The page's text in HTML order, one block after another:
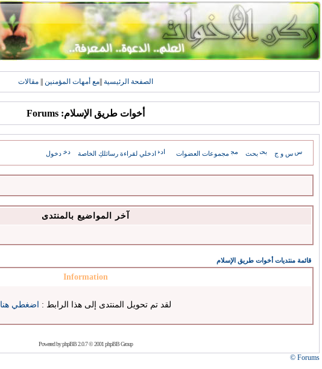
الصفحة الرئيسية مع أمهات المؤمنين مقالات
أخوات طريق الإسلام: Forums
س و ج بحث مجموعات العضوات ادخلي لقراءة رسائلكِ الخاصة دخول
آخر المواضيع بالمنتدى
قائمة منتديات أخوات طريق الإسلام
Information
لقد تم تحويل المنتدى إلى هذا الرابط : اضغطي هنا
Powered byphpBB2.0.7 © 2001 phpBB Group
Forums ©